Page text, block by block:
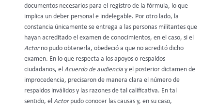
documentos necesarios para el registro de la fórmula, lo que
implica un deber personal e indelegable. Por otro lado, la
constancia únicamente se entrega a las personas militantes que
hayan acreditado el examen de conocimientos, en el caso, si el
Actorno pudo obtenerla, obedeció a que no acreditó dicho
examen. En lo que respecta a los apoyos o respaldos
ciudadanos, el Acuerdo de audiencia y el posterior dictamen de
improcedencia, precisaron de manera clara el número de
respaldos inválidos y las razones de tal calificativa. En tal
sentido, el Actorpudo conocer las causas y, en su caso,